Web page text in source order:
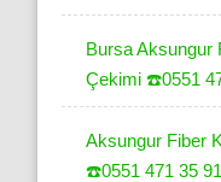
Bursa Aksungur
Çekimi ☎️0551
Aksungur Fiber
☎️0551 471 35 91